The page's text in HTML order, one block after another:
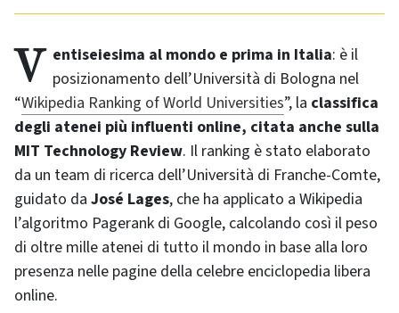
Ventiseiesima al mondo e prima in Italia: è il
posizionamento dell’Università di Bologna nel
“Wikipedia Ranking of World Universities”, la classifica
degli atenei più influenti online, citata anche sulla
MIT Technology Review. Il ranking è stato elaborato
da un team di ricerca dell’Università di Franche-Comte,
guidato da José Lages, che ha applicato a Wikipedia
l’algoritmo Pagerank di Google, calcolando così il peso
di oltre mille atenei di tutto il mondo in base alla loro
presenza nelle pagine della celebre enciclopedia libera
online.